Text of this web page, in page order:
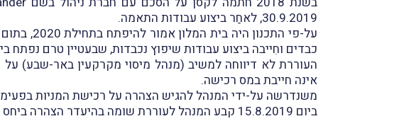
30.9.2019, לאחַר ביצוע עבודות התאמה.
כבדים וחִייבה ביצוע עבודות שיפוץ נכבדות, שבעטיין טרם נפתח
העוררת לא דיווחה למשיב (מנהל מיסוי מקרקעין באר-שבע)
אינה חייבת במס רכישה.
משנדרשה על-ידי המנהל להגיש הצהרה על רכישת המניות
ביום 15.8.2019 קבע המנהל לעוררת שומה בהיעדר הצהרה ביחס לרכישת המניות בפעימה הראשונה, בה העמיד את שווי המכירה על 55,460,000 ₪.